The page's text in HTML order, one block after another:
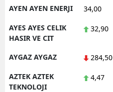
AYEN AYEN ENERJI 34,00
AYES AYES CELIK
HASIR VE CIT
32,90
AYGAZ AYGAZ 284,50
AZTEK AZTEK
TEKNOLOJI
4,47